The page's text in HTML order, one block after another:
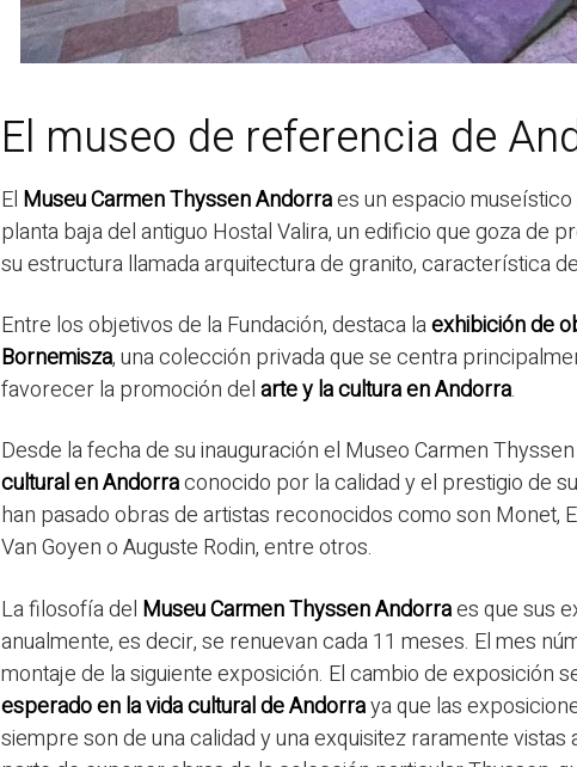
El museo de referencia de
El Museu Carmen Thyssen Andorraes un espacio
planta baja del antiguo Hostal Valira, un edificio que goza de
su estructura llamada arquitectura de granito, característica
Entre los objetivos de la Fundación, destaca laexhibición de
Bornemisza, una colección privada que se centra
favorecer la promoción delarte y la cultura en Andorra.
Desde la fecha de su inauguración el Museo Carmen
cultural en Andorraconocido por la calidad y el prestigio de
han pasado obras de artistas reconocidos como son Monet,
Van Goyen o Auguste Rodin, entre otros.
La filosofía del Museu Carmen Thyssen Andorraes que sus
anualmente, es decir, se renuevan cada 11 meses. El mes
montaje de la siguiente exposición. El cambio de exposición
esperado en la vida cultural de Andorraya que las
siempre son de una calidad y una exquisitez raramente